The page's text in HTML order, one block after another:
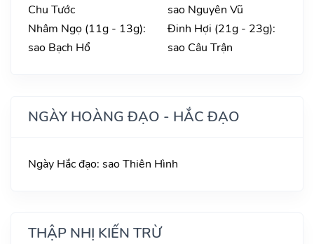
Chu Tước
Nhâm Ngọ (11g - 13g):
sao Bạch Hổ
sao Nguyên Vũ
Đinh Hợi (21g - 23g):
sao Câu Trận
NGÀY HOÀNG ĐẠO - HẮC ĐẠO
Ngày Hắc đạo: sao Thiên Hình
THẬP NHỊ KIẾN TRỪ